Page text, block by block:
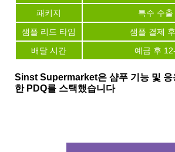
패키지
특수 수
샘플 리드 타임
샘플 결제
배달 시간
예금 후
Sinst Supermarket은 샴푸 기능 및 응
한 PDQ를 스택했습니다